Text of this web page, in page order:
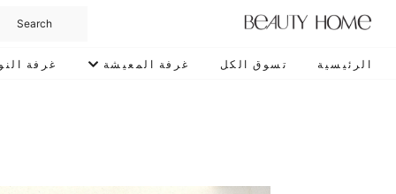
الرئيسية تسوق الكل غرفة المعيشة غرفة